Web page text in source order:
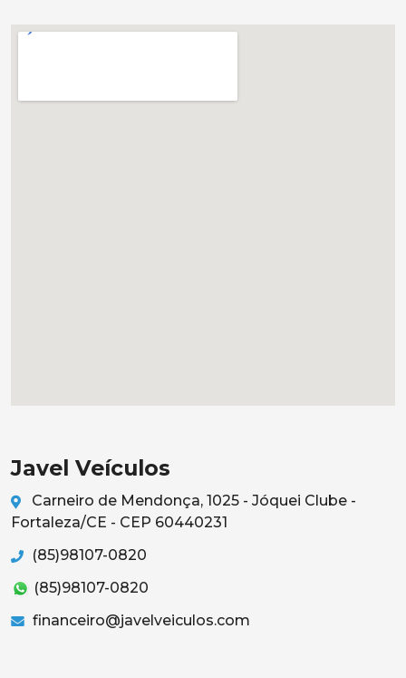
Javel Veículos
Carneiro de Mendonça, 1025 - Jóquei Clube -
Fortaleza/CE - CEP 60440231
(85)98107-0820
(85)98107-0820
financeiro@javelveiculos.com